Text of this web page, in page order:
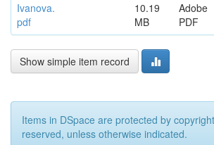
Ivanova.
pdf
10.19
MB
Adobe
PDF
Show simple item record
Items in DSpace are protected by
reserved, unless otherwise indicated.